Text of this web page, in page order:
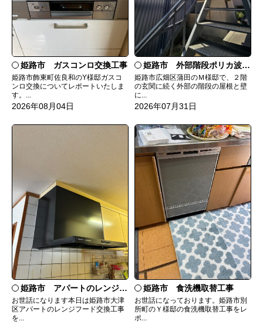
姫路市 ガスコンロ交換工事
姫路市飾東町佐良和のY様邸ガスコ
ンロ交換についてレポートいたしま
す。...
2026年08月04日
姫路市 外部階段ポリカ波板張替工事
姫路市広畑区蒲田のＭ様邸で、２階
の玄関に続く外部の階段の屋根と壁
に...
2026年07月31日
姫路市 アパートのレンジフード交換
お世話になります本日は姫路市大津
区アパートのレンジフード交換工事
を...
姫路市 食洗機取替工事
お世話になっております。姫路市別
所町のＹ様邸の食洗機取替工事をレ
ポ...